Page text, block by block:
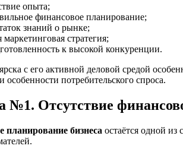
опыта;
финансовое планирование;
знаний о рынке;
маркетинговая стратегия;
к высокой конкуренции.
с его активной деловой средой
особенности потребительского спроса.
№1. Отсутствие
планирование бизнеса остаётся одной